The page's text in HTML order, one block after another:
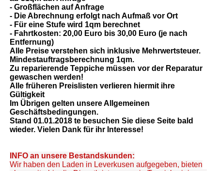
- Großflächen auf Anfrage
- Die Abrechnung erfolgt nach Aufmaß vor Ort
- Für eine Stufe wird 1qm berechnet
- Fahrtkosten: 20,00 Euro bis 30,00 Euro (je nach
Entfernung)
Alle Preise verstehen sich inklusive Mehrwertsteuer.
Mindestauftragsberechnung 1qm.
Zu reparierende Teppiche müssen vor der Reparatur
gewaschen werden!
Alle früheren Preislisten verlieren hiermit ihre
Gültigkeit
Im Übrigen gelten unsere Allgemeinen
Geschäftsbedingungen.
Stand 01.01.2018 te besuchen Sie diese Seite bald
wieder. Vielen Dank für ihr Interesse!
INFO an unsere Bestandskunden:
Wir haben den Laden in Leverkusen aufgegeben, bieten